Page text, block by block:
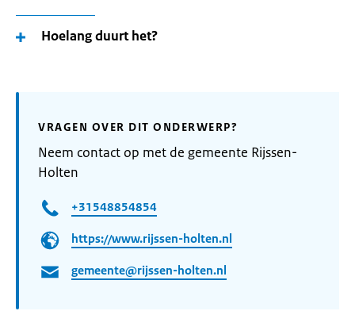
Hoelang duurt het?
VRAGEN OVER DIT ONDERWERP?
Neem contact op met de gemeente Rijssen-
Holten
+31548854854
https://www.rijssen-holten.nl
gemeente@rijssen-holten.nl